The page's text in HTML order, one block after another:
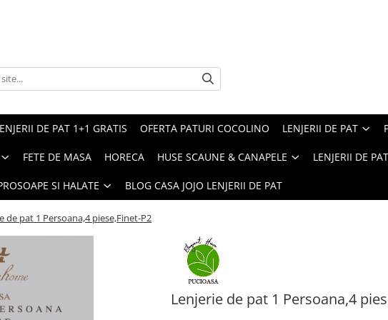
DE PAT 1+1 GRATIS OFERTA PATURI COCOLINO LENJERII DE PAT
FETE DE MASA HORECA HUSE SCAUNE & CANAPELE LENJERII DE
SI HALATE BLOG CASA JOJO LENJERII DE PAT
de pat 1 Persoana,4 piese,Finet-P2
Lenjerie de pat 1 Persoana,4